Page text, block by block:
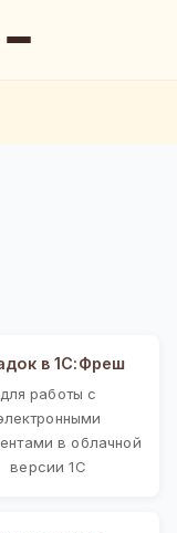
в 1С:Фреш
для работы с
в облачной
версии 1С